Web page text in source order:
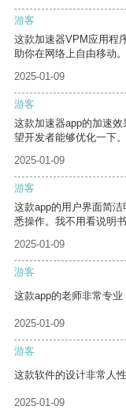
游客
这款加速器VPM应用程
助你在网络上自由移动。
2025-01-09
游客
这款加速器app的加速
望开发者能够优化一下。
2025-01-09
游客
这款app的用户界面简
悉操作。我不用看说明
2025-01-09
游客
这款app的老师非常专业
2025-01-09
游客
这款软件的设计非常人
2025-01-09